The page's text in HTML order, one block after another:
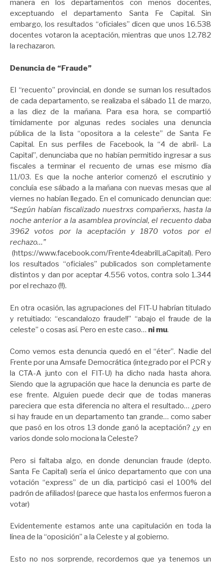
manera en los departamentos con menos docentes,
exceptuando el departamento Santa Fe Capital. Sin
embargo, los resultados “oficiales” dicen que unos 16.538
docentes votaron la aceptación, mientras que unos 12.782
la rechazaron.
Denuncia de “Fraude”
El “recuento” provincial, en donde se suman los resultados
de cada departamento, se realizaba el sábado 11 de marzo,
a las diez de la mañana. Para esa hora, se compartió
tímidamente por algunas redes sociales una denuncia
pública de la lista “opositora a la celeste” de Santa Fe
Capital. En sus perfiles de Facebook, la “4 de abril- La
Capital”, denunciaba que no habían permitido ingresar a sus
fiscales a terminar el recuento de urnas ese mismo día
11/03. Es que la noche anterior comenzó el escrutinio y
concluía ese sábado a la mañana con nuevas mesas que al
viernes no habían llegado. En el comunicado denuncian que:
“Según habían fiscalizado nuestrxs compañerxs, hasta la
noche anterior a la asamblea provincial, el recuento daba
3962 votos por la aceptación y 1870 votos por el
rechazo…”
(https://www.facebook.com/Frente4deabrilLaCapital). Pero
los resultados “oficiales” publicados son completamente
distintos y dan por aceptar 4.556 votos, contra solo 1.344
por el rechazo (!!).
En otra ocasión, las agrupaciones del FIT-U habrían titulado
y retuitiado: “escandalozo fraude!!” “abajo el fraude de la
celeste” o cosas así. Pero en este caso… ni mu.
Como vemos esta denuncia quedó en el “éter”. Nadie del
Frente por una Amsafe Democrática (integrado por el PCR y
la CTA-A junto con el FIT-U) ha dicho nada hasta ahora.
Siendo que la agrupación que hace la denuncia es parte de
ese frente. Alguien puede decir que de todas maneras
pareciera que esta diferencia no altera el resultado… ¿pero
si hay fraude en un departamento tan grande… como saber
que pasó en los otros 13 donde ganó la aceptación? ¿y en
varios donde solo mociona la Celeste?
Pero si faltaba algo, en donde denuncian fraude (depto.
Santa Fe Capital) sería el único departamento que con una
votación “express” de un día, participó casi el 100% del
padrón de afiliados! (parece que hasta los enfermos fueron a
votar)
Evidentemente estamos ante una capitulación en toda la
línea de la “oposición” a la Celeste y al gobierno.
Esto no nos sorprende, recordemos que ya tenemos un